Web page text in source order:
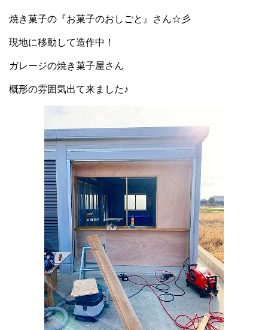
焼き菓子の『お菓子のおしごと 』さん☆彡
現地に移動して造作中！
ガレージの焼き菓子屋さん
概形の雰囲気出て来ました♪